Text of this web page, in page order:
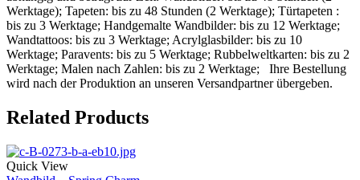
Werktage); Tapeten: bis zu 48 Stunden (2 Werktage); Türtapeten :
bis zu 3 Werktage; Handgemalte Wandbilder: bis zu 12 Werktage;
Wandtattoos: bis zu 3 Werktage; Acrylglasbilder: bis zu 10
Werktage; Paravents: bis zu 5 Werktage; Rubbelweltkarten: bis zu 2
Werktage; Malen nach Zahlen: bis zu 2 Werktage; Ihre Bestellung
wird nach der Produktion an unseren Versandpartner übergeben.
Related Products
Quick View